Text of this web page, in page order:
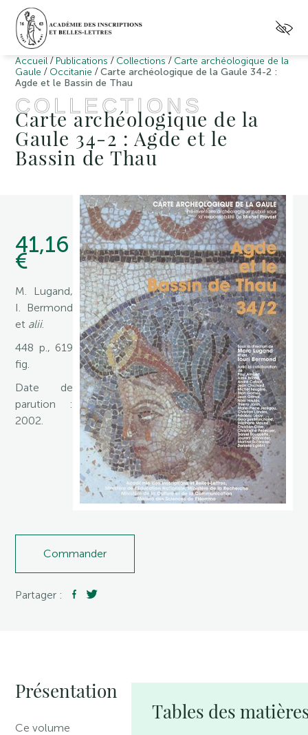
Accueil / Publications / Collections / Carte archéologique de la
Gaule / Occitanie /Carte archéologique de la Gaule 34-2 :
Agde et le Bassin de Thau
COLLECTIONS
Carte archéologique de la
Gaule 34-2 : Agde et le
Bassin de Thau
41,16
€
M. Lugand,
I. Bermond
et alii.
448 p., 619
fig.
Date de
parution :
2002.
Commander
Partager :
Présentation
Ce volume
Tables des